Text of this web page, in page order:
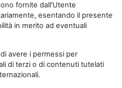
fornite dall'Utente
esentando il presente
in merito ad eventuali
avere i permessi per
di terzi o di contenuti tutelati